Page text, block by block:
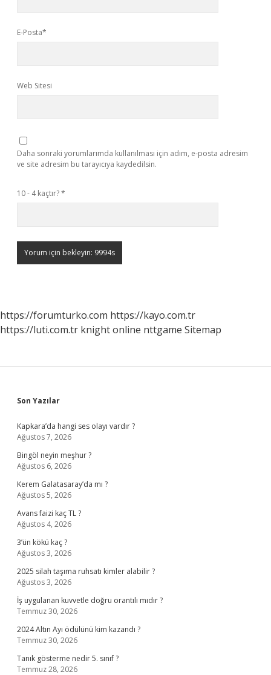
E-Posta*
Web Sitesi
Daha sonraki yorumlarımda kullanılması için adım, e-posta adresim
ve site adresim bu tarayıcıya kaydedilsin.
10 - 4 kaçtır?*
https://forumturko.com https://kayo.com.tr
https://luti.com.tr knight online nttgame Sitemap
Sidebar
Son Yazılar
Kapkara’da hangi ses olayı vardır ?
Ağustos 7, 2026
Bingöl neyin meşhur ?
Ağustos 6, 2026
Kerem Galatasaray’da mı ?
Ağustos 5, 2026
Avans faizi kaç TL ?
Ağustos 4, 2026
3’ün kökü kaç ?
Ağustos 3, 2026
2025 silah taşıma ruhsatı kimler alabilir ?
Ağustos 3, 2026
İş uygulanan kuvvetle doğru orantılı mıdır ?
Temmuz 30, 2026
2024 Altın Ayı ödülünü kim kazandı ?
Temmuz 30, 2026
Tanık gösterme nedir 5. sınıf ?
Temmuz 28, 2026